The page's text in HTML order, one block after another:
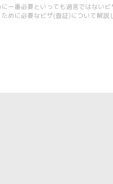
一番必要といっても過言ではない
めに必要なビザ(査証)について解説